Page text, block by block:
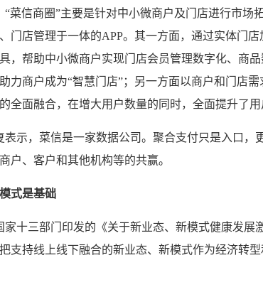
信商圈”主要是针对中小微商户及门店进行市场
门店管理于一体的APP。其一方面，通过实体门
，帮助中小微商户实现门店会员管理数字化、商品
力商户成为“智慧门店”；另一方面以商户和门店
全面融合，在增大用户数量的同时，全面提升了用
示，菜信是一家数据公司。聚合支付只是入口，
户、客户和其他机构等的共赢。
式是基础
十三部门印发的《关于新业态、新模式健康发展
支持线上线下融合的新业态、新模式作为经济转